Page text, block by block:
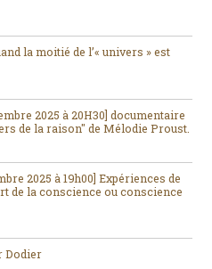
la moitié de l’« univers » est
2025 à 20H30] documentaire
de la raison" de Mélodie Proust.
2025 à 19h00] Expériences de
de la conscience ou conscience
Dodier